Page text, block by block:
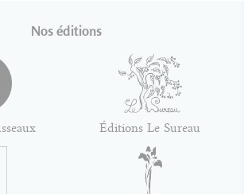
Nos éditions
Éditions Le Sureau